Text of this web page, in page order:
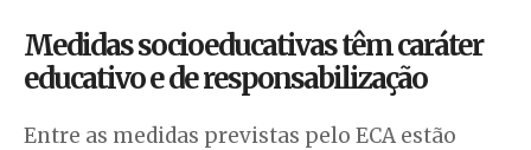
Medidas socioeducativas têm caráter
educativo e de responsabilização
Entre as medidas previstas pelo ECA estão